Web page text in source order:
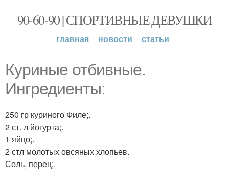
90-60-90 | СПОРТИВНЫЕ ДЕВУШКИ
главная новости статьи
Куриные отбивные.
Ингредиенты:
250 гр куриного Филе;.
2 ст. л йогурта;.
1 яйцо;.
2 стл молотых овсяных хлопьев.
Соль, перец;.